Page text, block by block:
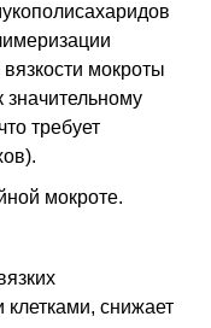
мокроты
значительному
требует
мокроте.
снижает